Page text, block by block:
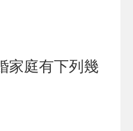
家庭有下列幾